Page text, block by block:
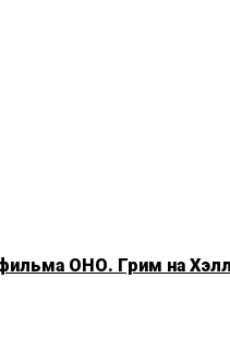
ОНО. Грим на